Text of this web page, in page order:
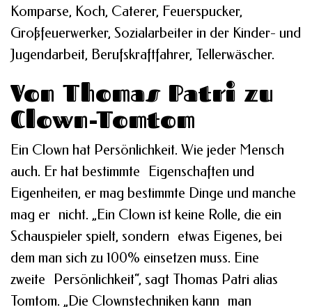
Komparse, Koch, Caterer, Feuerspucker,
Großfeuerwerker, Sozialarbeiter in der Kinder- und
Jugendarbeit, Berufskraftfahrer, Tellerwäscher.
Von Thomas Patri zu
Clown-Tomtom
Ein Clown hat Persönlichkeit. Wie jeder Mensch
auch. Er hat bestimmte Eigenschaften und
Eigenheiten, er mag bestimmte Dinge und manche
mag er nicht. „Ein Clown ist keine Rolle, die ein
Schauspieler spielt, sondern etwas Eigenes, bei
dem man sich zu 100% einsetzen muss. Eine
zweite Persönlichkeit“, sagt Thomas Patri alias
Tomtom. „Die Clownstechniken kann man